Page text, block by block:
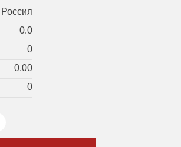
Россия
0.0
0
0.00
0